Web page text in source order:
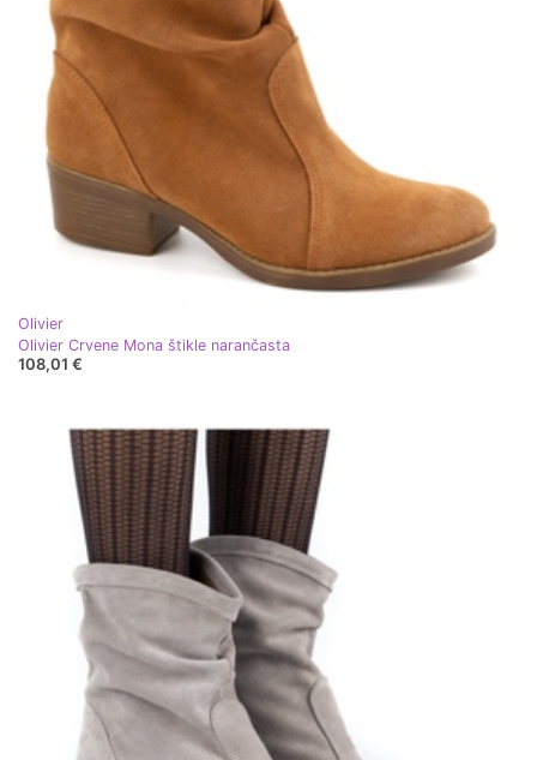
Olivier
Olivier Crvene Mona štikle narančasta
108,01 €